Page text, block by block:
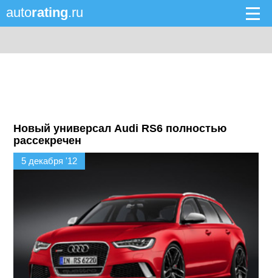
autorating.ru
Новый универсал Audi RS6 полностью
рассекречен
5 декабря '12